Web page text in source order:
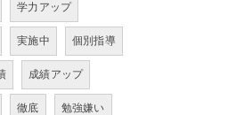
学力アップ
実施中 個別指導
成績アップ
徹底 勉強嫌い